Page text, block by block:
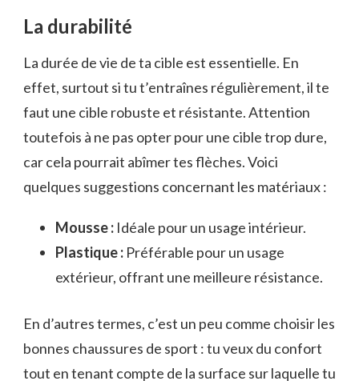
La durabilité
La durée de vie de ta cible est essentielle. En
effet, surtout si tu t’entraînes régulièrement, il te
faut une cible robuste et résistante. Attention
toutefois à ne pas opter pour une cible trop dure,
car cela pourrait abîmer tes flèches. Voici
quelques suggestions concernant les matériaux :
Mousse : Idéale pour un usage intérieur.
Plastique : Préférable pour un usage
extérieur, offrant une meilleure résistance.
En d’autres termes, c’est un peu comme choisir les
bonnes chaussures de sport : tu veux du confort
tout en tenant compte de la surface sur laquelle tu